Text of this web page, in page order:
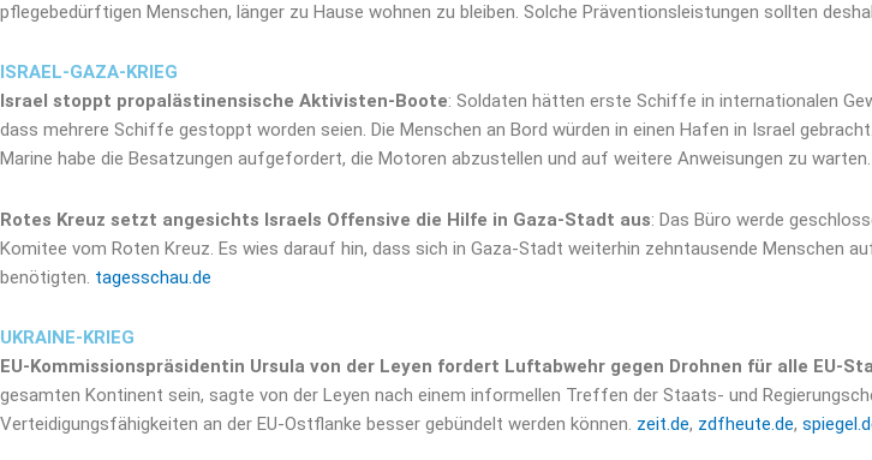
pflegebedürftigen Menschen, länger zu Hause wohnen zu bleiben. Solche Präventionsleistungen sollten
ISRAEL-GAZA-KRIEG
Israel stoppt propalästinensische Aktivisten-Boote: Soldaten hätten erste Schiffe in internationalen
dass mehrere Schiffe gestoppt worden seien. Die Menschen an Bord würden in einen Hafen in Israel
Marine habe die Besatzungen aufgefordert, die Motoren abzustellen und auf weitere Anweisungen zu
Rotes Kreuz setzt angesichts Israels Offensive die Hilfe in Gaza-Stadt aus: Das Büro werde
Komitee vom Roten Kreuz. Es wies darauf hin, dass sich in Gaza-Stadt weiterhin zehntausende Menschen
benötigten. tagesschau.de
UKRAINE-KRIEG
EU-Kommissionspräsidentin Ursula von der Leyen fordert Luftabwehr gegen Drohnen für alle EU-
gesamten Kontinent sein, sagte von der Leyen nach einem informellen Treffen der Staats- und
Verteidigungsfähigkeiten an der EU-Ostflanke besser gebündelt werden können. zeit.de, zdfheute.de,